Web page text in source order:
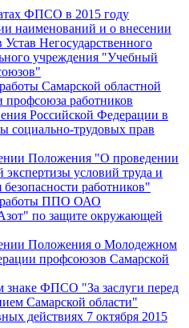
ФПСО в 2015 году
наименований и о внесении
Негосударственного
учреждения "Учебный
Самарской областной
профсоюза работников
Российской Федерации в
социально-трудовых прав
Положения "О проведении
экспертизы условий труда и
безопасности работников"
работы ППО ОАО
по защите окружающей
Положения о Молодежном
профсоюзов Самарской
знаке ФПСО "За заслуги перед
Самарской области"
действиях 7 октября 2015